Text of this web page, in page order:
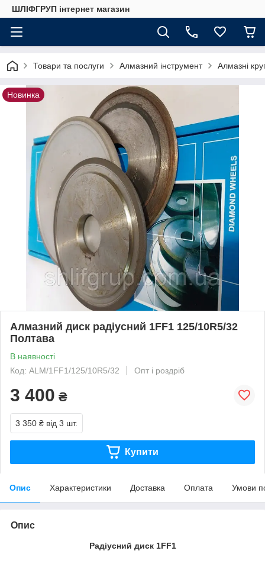
ШЛІФГРУП інтернет магазин
Товари та послуги Алмазний інструмент Алмазні
Новинка
Алмазний диск радіусний 1FF1 125/10R5/32
Полтава
В наявності
Код: ALM/1FF1/125/10R5/32
Опт і роздріб
3 400 ₴
3 350 ₴ від 3 шт.
Купити
Опис Характеристики Доставка Оплата Умови
Опис
Радіусний диск 1FF1